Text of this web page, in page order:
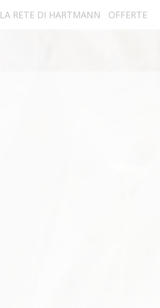
LA RETE DI HARTMANN OFFERTE